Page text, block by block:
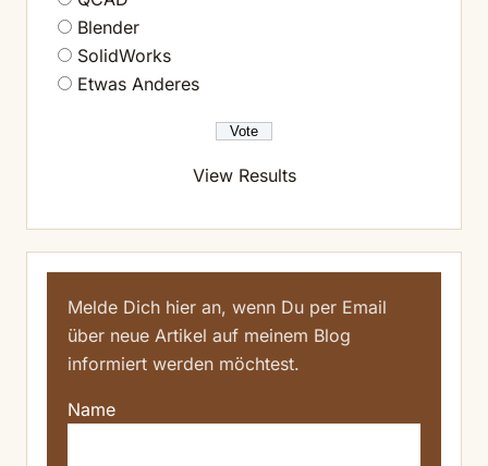
Blender
SolidWorks
Etwas Anderes
View Results
Melde Dich hier an, wenn Du per Email
über neue Artikel auf meinem Blog
informiert werden möchtest.
Name